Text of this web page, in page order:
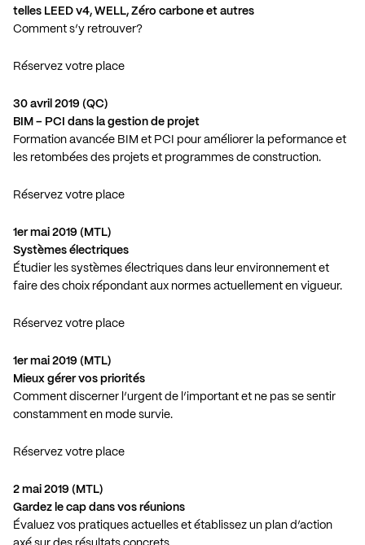
telles LEED v4, WELL, Zéro carbone et autres
Comment s’y retrouver?
Réservez votre place
30 avril 2019 (QC)
BIM – PCI dans la gestion de projet
Formation avancée BIM et PCI pour améliorer la peformance et
les retombées des projets et programmes de construction.
Réservez votre place
1er mai 2019 (MTL)
Systèmes électriques
Étudier les systèmes électriques dans leur environnement et
faire des choix répondant aux normes actuellement en vigueur.
Réservez votre place
1er mai 2019 (MTL)
Mieux gérer vos priorités
Comment discerner l’urgent de l’important et ne pas se sentir
constamment en mode survie.
Réservez votre place
2 mai 2019 (MTL)
Gardez le cap dans vos réunions
Évaluez vos pratiques actuelles et établissez un plan d’action